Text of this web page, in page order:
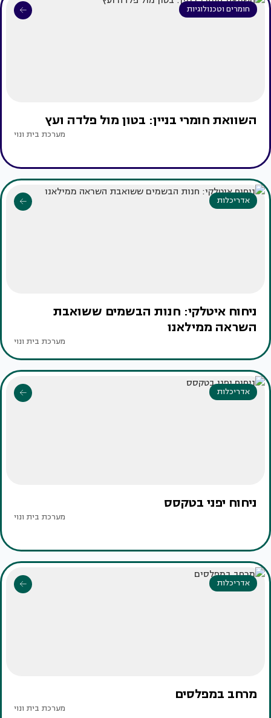
חומרים וטכנולוגיות
השוואת חומרי בניין: בטון מול פלדה ועץ
מערכת בית ונוי
אדריכלות
ניחוח איטלקי: חנות הבשמים ששואבת
השראה ממילאנו
מערכת בית ונוי
אדריכלות
ניחוח יפני בטקסס ‏
מערכת בית ונוי
אדריכלות
מרחב במפלסים
מערכת בית ונוי